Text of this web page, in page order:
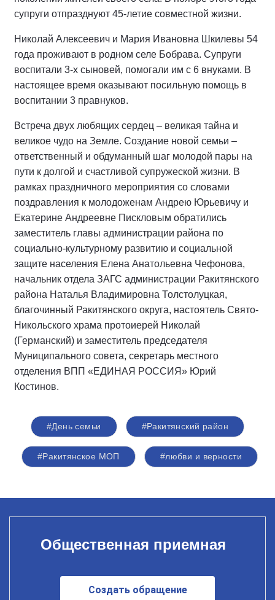
супруги отпразднуют 45-летие совместной жизни.
Николай Алексеевич и Мария Ивановна Шкилевы 54
года проживают в родном селе Бобрава. Супруги
воспитали 3-х сыновей, помогали им с 6 внуками. В
настоящее время оказывают посильную помощь в
воспитании 3 правнуков.
Встреча двух любящих сердец – великая тайна и
великое чудо на Земле. Создание новой семьи –
ответственный и обдуманный шаг молодой пары на
пути к долгой и счастливой супружеской жизни. В
рамках праздничного мероприятия со словами
поздравления к молодоженам Андрею Юрьевичу и
Екатерине Андреевне Пискловым обратились
заместитель главы администрации района по
социально-культурному развитию и социальной
защите населения Елена Анатольевна Чефонова,
начальник отдела ЗАГС администрации Ракитянского
района Наталья Владимировна Толстолуцкая,
благочинный Ракитянского округа, настоятель Свято-
Никольского храма протоиерей Николай
(Германский) и заместитель председателя
Муниципального совета, секретарь местного
отделения ВПП «ЕДИНАЯ РОССИЯ» Юрий
Костинов.
#День семьи #Ракитянский район
#Ракитянское МОП #любви и верности
Общественная приемная
Создать обращение